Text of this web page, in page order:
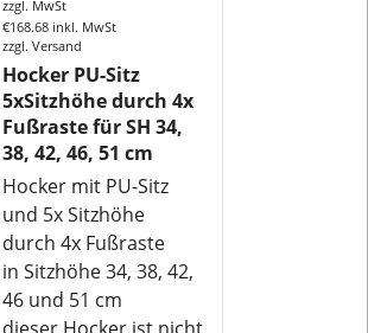
zzgl. MwSt
€168.68 inkl. MwSt
zzgl. Versand
Hocker PU-Sitz
5xSitzhöhe durch 4x
Fußraste für SH 34,
38, 42, 46, 51 cm
Hocker mit PU-Sitz
und 5x Sitzhöhe
durch 4x Fußraste
in Sitzhöhe 34, 38, 42,
46 und 51 cm